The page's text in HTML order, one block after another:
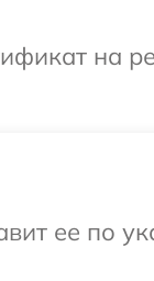
на
ее по